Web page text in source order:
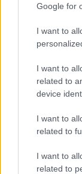
Google for
I want to
I want to
related to
device
I want to
related to
I want to
related to
Como criar uma
Bruno Costa · 4 ago
INVESTIMENTOS